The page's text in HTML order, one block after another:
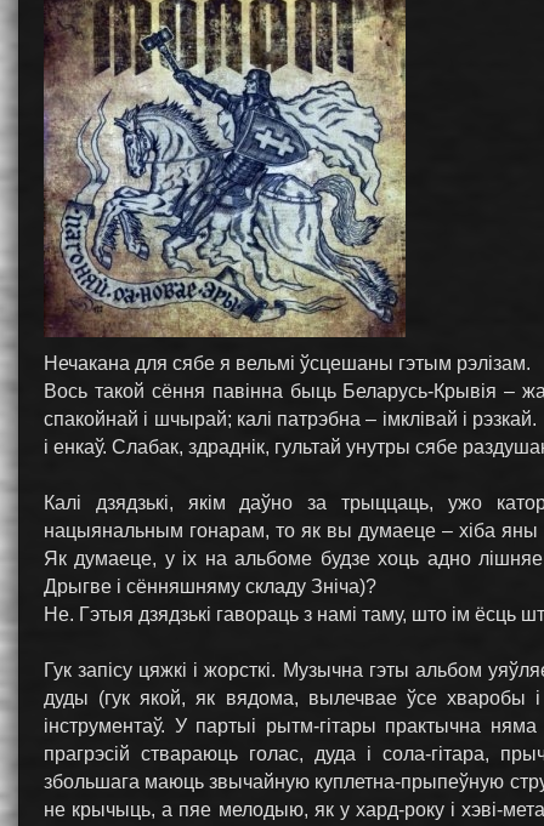
Нечакана для сябе я вельмі ўсцешаны гэтым рэлізам.
Вось такой сёння павінна быць Беларусь-Крывія –
спакойнай і шчырай; калі патрэбна – імклівай і
і енкаў. Слабак, здраднік, гультай унутры сябе
Калі дзядзькі, якім даўно за трыццаць, ужо
нацыянальным гонарам, то як вы думаеце – хіба
Як думаеце, у іх на альбоме будзе хоць адно
Дрыгве і сённяшняму складу Зніча)?
Не. Гэтыя дзядзькі гавораць з намі таму, што ім ёсць
Гук запісу цяжкі і жорсткі. Музычна гэты альбом
дуды (гук якой, як вядома, вылечвае ўсе хваробы
інструментаў. У партыі рытм-гітары практычна
прагрэсій ствараюць голас, дуда і сола-гітара,
збольшага маюць звычайную куплетна-прыпеўную
не крычыць, а пяе мелодыю, як у хард-року і хэві-